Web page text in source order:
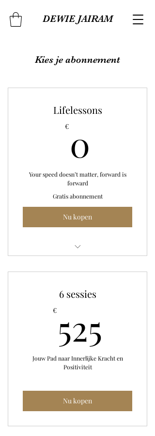
DEWIE JAIRAM
Kies je abonnement
Lifelessons
€ 0
Your speed doesn’t matter, forward is
forward
Gratis abonnement
Nu kopen
6 sessies
€ 525
Jouw Pad naar Innerlijke Kracht en
Positiviteit
Nu kopen